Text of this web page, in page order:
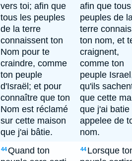
vers toi; afin que
tous les peuples
de la terre
connaissent ton
Nom pour te
craindre, comme
ton peuple
d'Israël; et pour
connaître que ton
Nom est réclamé
sur cette maison
que j'ai bâtie.
afin que
peuples de
terre
ton nom, et
craignent,
comme ton
peuple
qu'ils
que cette
que j'ai batie
appelee de
nom.
44Quand ton
44 Lorsque